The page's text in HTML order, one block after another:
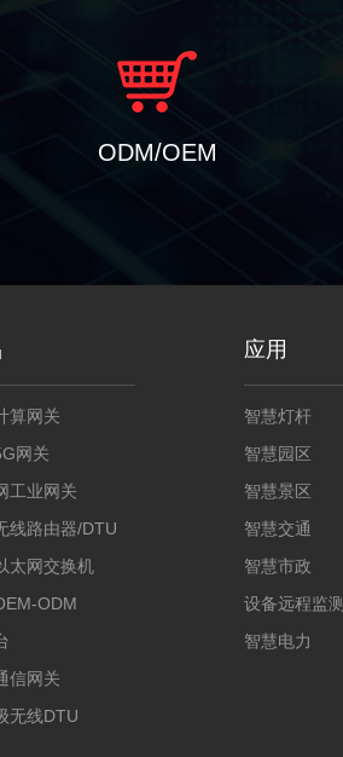
ODM/OEM
算网关
网关
工业网关
线路由器/DTU
太网交换机
ODM
信网关
无线DTU
应用
智慧灯杆
智慧园区
智慧景区
智慧交通
智慧市政
设备远程监测
智慧电力